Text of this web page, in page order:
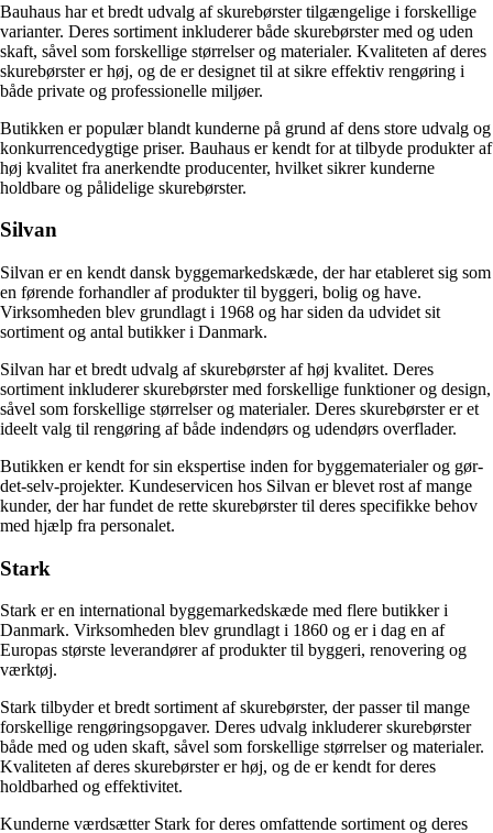
Bauhaus har et bredt udvalg af skurebørster tilgængelige i forskellige
varianter. Deres sortiment inkluderer både skurebørster med og uden
skaft, såvel som forskellige størrelser og materialer. Kvaliteten af deres
skurebørster er høj, og de er designet til at sikre effektiv rengøring i
både private og professionelle miljøer.
Butikken er populær blandt kunderne på grund af dens store udvalg og
konkurrencedygtige priser. Bauhaus er kendt for at tilbyde produkter af
høj kvalitet fra anerkendte producenter, hvilket sikrer kunderne
holdbare og pålidelige skurebørster.
Silvan
Silvan er en kendt dansk byggemarkedskæde, der har etableret sig som
en førende forhandler af produkter til byggeri, bolig og have.
Virksomheden blev grundlagt i 1968 og har siden da udvidet sit
sortiment og antal butikker i Danmark.
Silvan har et bredt udvalg af skurebørster af høj kvalitet. Deres
sortiment inkluderer skurebørster med forskellige funktioner og design,
såvel som forskellige størrelser og materialer. Deres skurebørster er et
ideelt valg til rengøring af både indendørs og udendørs overflader.
Butikken er kendt for sin ekspertise inden for byggematerialer og gør-
det-selv-projekter. Kundeservicen hos Silvan er blevet rost af mange
kunder, der har fundet de rette skurebørster til deres specifikke behov
med hjælp fra personalet.
Stark
Stark er en international byggemarkedskæde med flere butikker i
Danmark. Virksomheden blev grundlagt i 1860 og er i dag en af
Europas største leverandører af produkter til byggeri, renovering og
værktøj.
Stark tilbyder et bredt sortiment af skurebørster, der passer til mange
forskellige rengøringsopgaver. Deres udvalg inkluderer skurebørster
både med og uden skaft, såvel som forskellige størrelser og materialer.
Kvaliteten af deres skurebørster er høj, og de er kendt for deres
holdbarhed og effektivitet.
Kunderne værdsætter Stark for deres omfattende sortiment og deres